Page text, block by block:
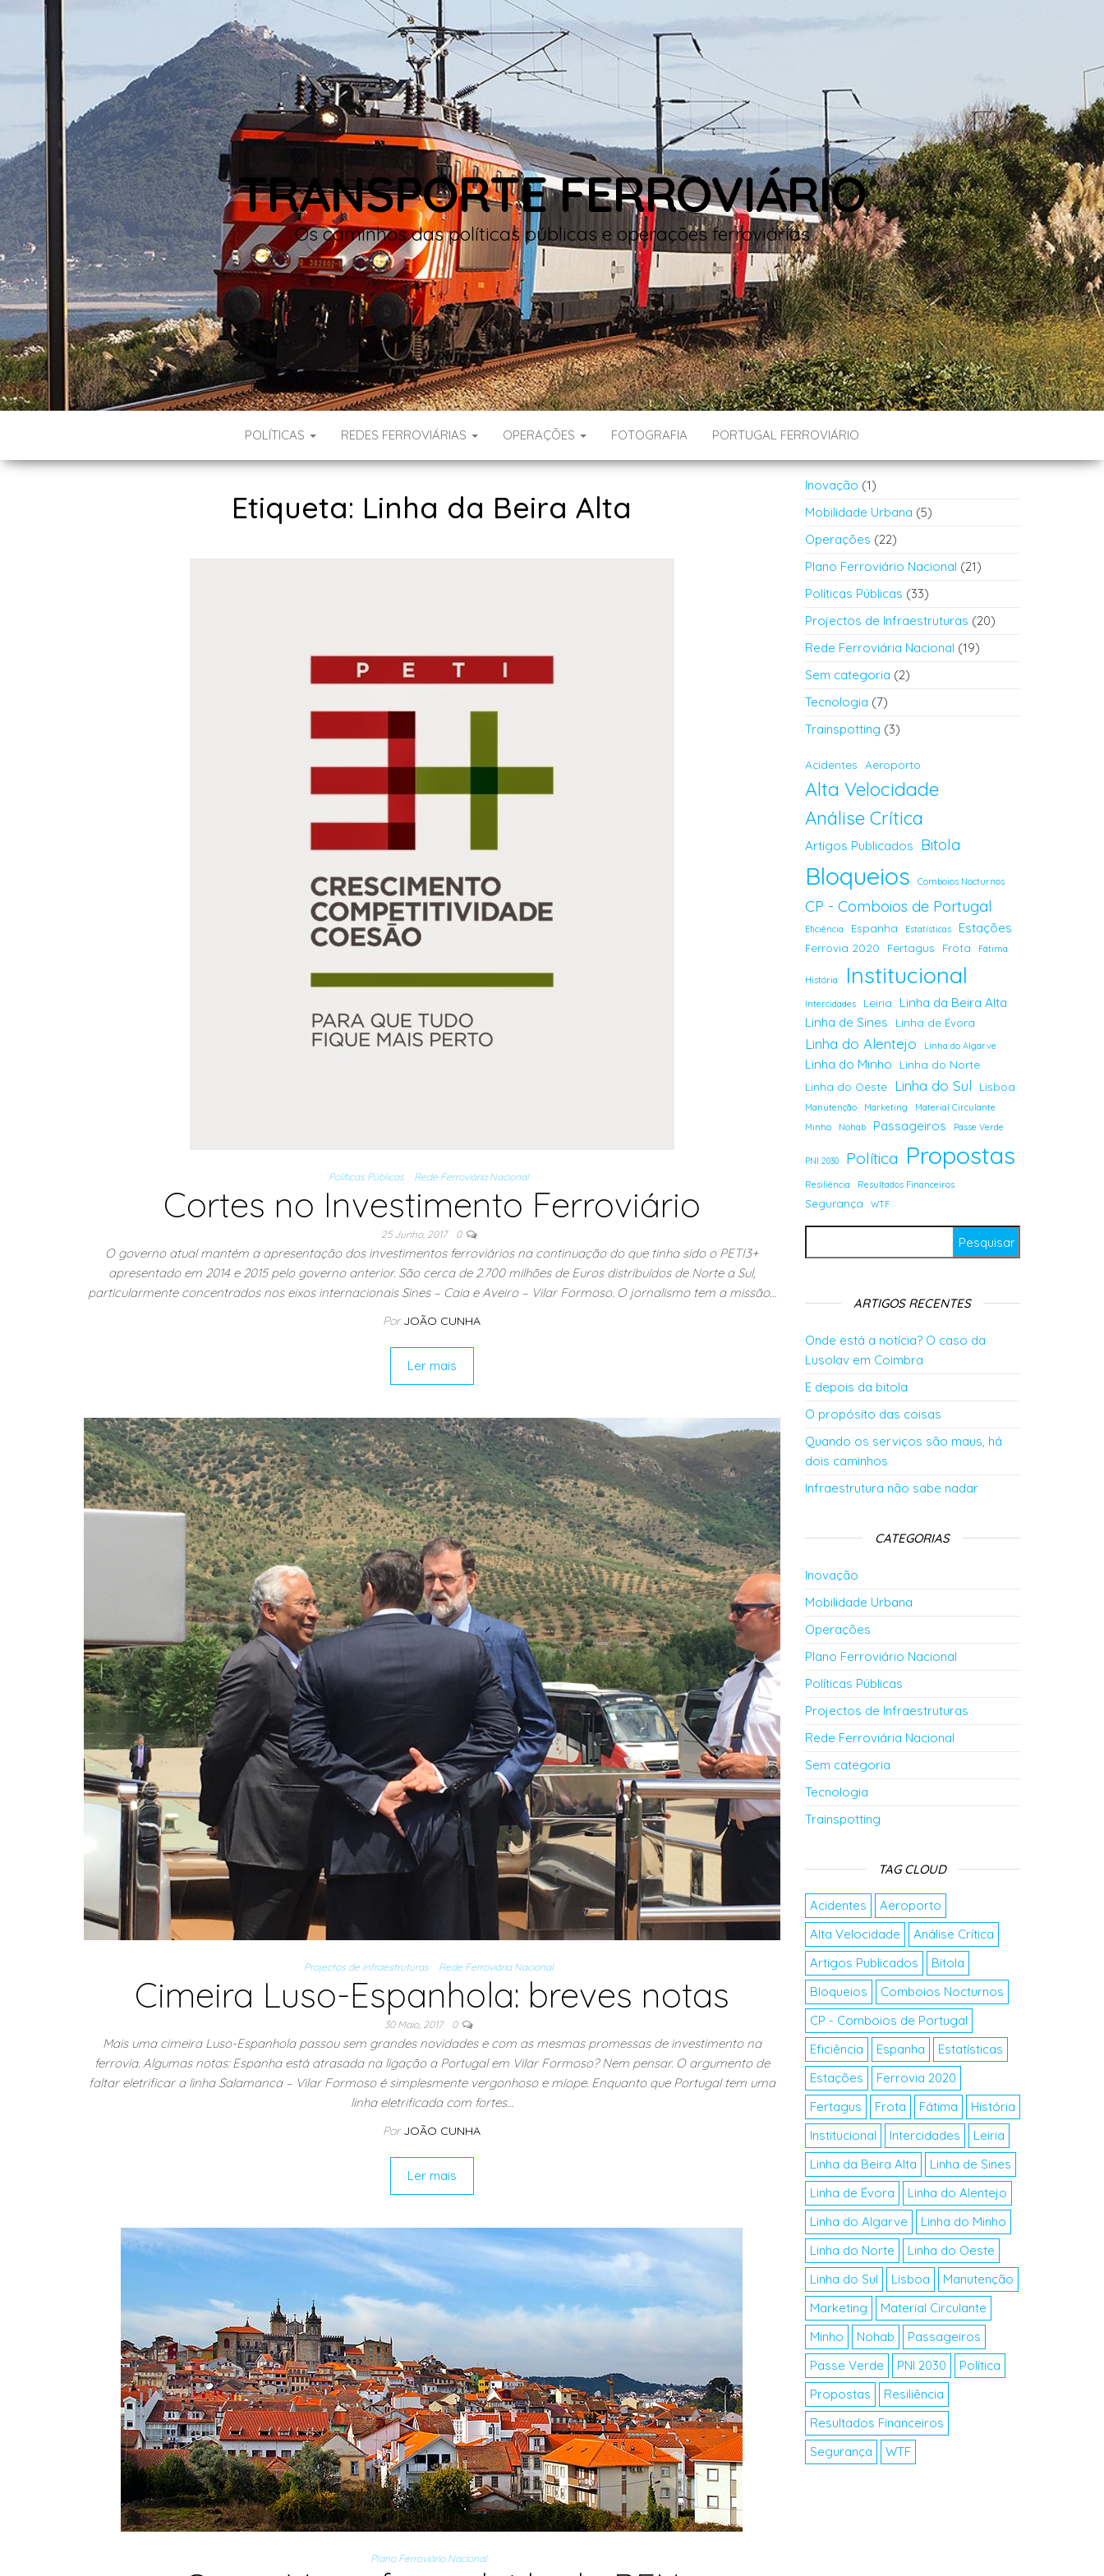
TRANSPORTE FERROVIÁRIO
Os caminhos das políticas públicas e operações ferroviárias
POLÍTICAS REDES FERROVIÁRIAS OPERAÇÕES FOTOGRAFIA PORTUGAL FERROVIÁRIO
Etiqueta: Linha da Beira Alta
Políticas Públicas Rede Ferroviária Nacional
Cortes no Investimento Ferroviário
25 Junho, 2017 0
O governo atual mantém a apresentação dos investimentos ferroviários na continuação do que tinha sido o PETI3+
apresentado em 2014 e 2015 pelo governo anterior. São cerca de 2.700 milhões de Euros distribuídos de Norte a Sul,
particularmente concentrados nos eixos internacionais Sines – Caia e Aveiro – Vilar Formoso. O jornalismo tem a missão…
Por JOÃO CUNHA
Ler mais
Projectos de Infraestruturas Rede Ferroviária Nacional
Cimeira Luso-Espanhola: breves notas
30 Maio, 2017 0
Mais uma cimeira Luso-Espanhola passou sem grandes novidades e com as mesmas promessas de investimento na
ferrovia. Algumas notas: Espanha está atrasada na ligação a Portugal em Vilar Formoso? Nem pensar. O argumento de
faltar eletrificar a linha Salamanca – Vilar Formoso é simplesmente vergonhoso e míope. Enquanto que Portugal tem uma
linha eletrificada com fortes…
Por JOÃO CUNHA
Ler mais
Plano Ferroviário Nacional
Inovação (1)
Mobilidade Urbana (5)
Operações (22)
Plano Ferroviário Nacional (21)
Políticas Públicas (33)
Projectos de Infraestruturas (20)
Rede Ferroviária Nacional (19)
Sem categoria (2)
Tecnologia (7)
Trainspotting (3)
Acidentes Aeroporto
Alta Velocidade
Análise Crítica
Artigos Publicados Bitola
Bloqueios Comboios Nocturnos
CP - Comboios de Portugal
Eficiência Espanha Estatísticas Estações
Ferrovia 2020 Fertagus Frota Fátima
História Institucional
Intercidades Leiria
Linha da Beira Alta
Linha de Sines
Linha de Évora
Linha do Alentejo Linha do Algarve
Linha do Minho
Linha do Norte
Linha do Oeste
Linha do Sul Lisboa
Manutenção Marketing
Material Circulante
Minho
Nohab Passageiros Passe Verde
PNI 2030 Política Propostas
Resiliência Resultados Financeiros
Segurança WTF
ARTIGOS RECENTES
Onde está a notícia? O caso da
Lusolav em Coimbra
E depois da bitola
O propósito das coisas
Quando os serviços são maus, há
dois caminhos
Infraestrutura não sabe nadar
CATEGORIAS
Inovação
Mobilidade Urbana
Operações
Plano Ferroviário Nacional
Políticas Públicas
Projectos de Infraestruturas
Rede Ferroviária Nacional
Sem categoria
Tecnologia
Trainspotting
TAG CLOUD
Acidentes
Aeroporto
Alta Velocidade
Análise Crítica
Artigos Publicados
Bitola
Bloqueios
Comboios Nocturnos
CP - Comboios de Portugal
Eficiência
Espanha
Estatísticas
Estações
Ferrovia 2020
Fertagus
Frota Fátima
História
Institucional
Intercidades
Leiria
Linha da Beira Alta
Linha de Sines
Linha de Évora
Linha do Alentejo
Linha do Algarve
Linha do Minho
Linha do Norte
Linha do Oeste
Linha do Sul
Lisboa
Manutenção
Marketing
Material Circulante
Minho
Nohab
Passageiros
Passe Verde
PNI 2030
Política
Propostas
Resiliência
Resultados Financeiros
Segurança
WTF